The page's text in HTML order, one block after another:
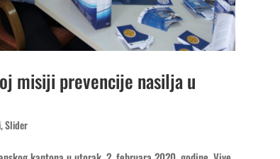
misiji prevencije nasilja u
,Slider